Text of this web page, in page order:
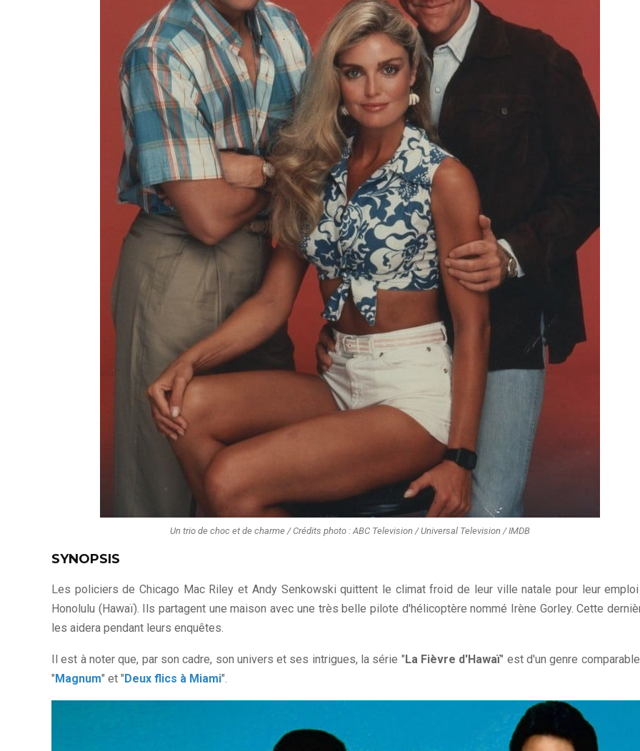
Un trio de choc et de charme / Crédits photo : ABC Television / Universal Television / IMDB
SYNOPSIS
Les policiers de Chicago Mac Riley et Andy Senkowski quittent le climat froid de leur ville natale pour leur
Honolulu (Hawaï). Ils partagent une maison avec une très belle pilote d'hélicoptère nommé Irène Gorley. Cette
les aidera pendant leurs enquêtes.
Il est à noter que, par son cadre, son univers et ses intrigues, la série " La Fièvre d'Hawaï" est d'un genre
" Magnum" et " Deux flics à Miami".